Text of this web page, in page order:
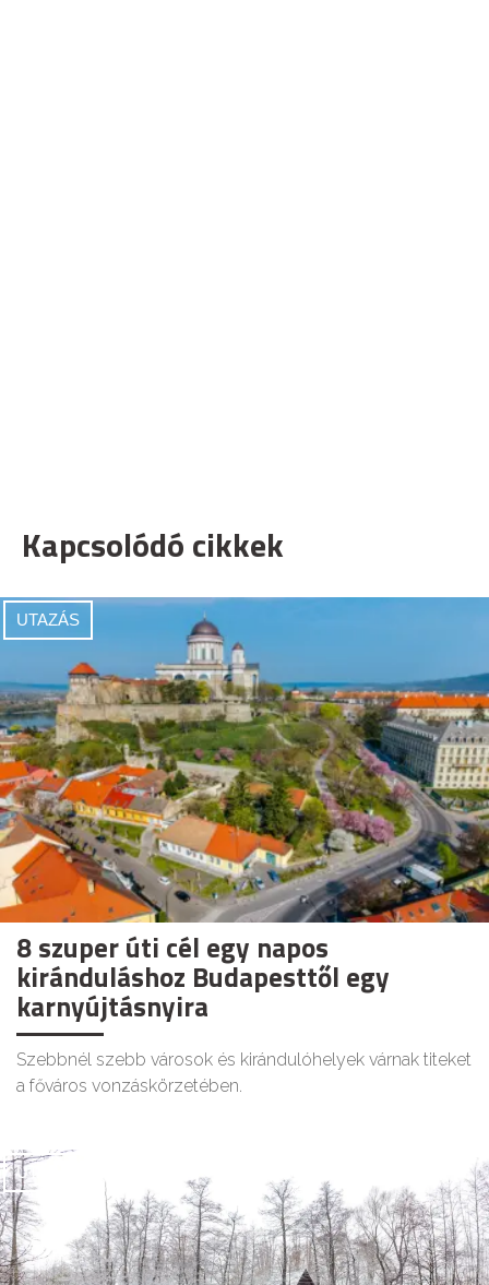
Kapcsolódó cikkek
UTAZÁS
8 szuper úti cél egy napos
kiránduláshoz Budapesttől egy
karnyújtásnyira
Szebbnél szebb városok és kirándulóhelyek várnak titeket
a főváros vonzáskörzetében.
UTAZÁS